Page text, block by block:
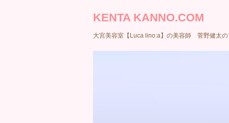
KENTA KANNO.COM
大宮美容室【Luca lino:a】の美容師 菅野健太の